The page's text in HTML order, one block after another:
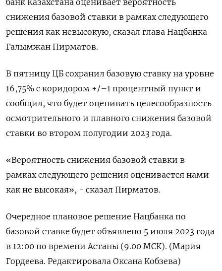
банк Казахстана оценивает вероятность
снижения базовой ставки в рамках следующего
решения как невысокую, сказал глава Нацбанка
Галымжан Пирматов.
В пятницу ЦБ сохранил базовую ставку на уровне
16,75% с коридором +/–1 процентный пункт и
сообщил, что будет оценивать целесообразность
осмотрительного и плавного снижения базовой
ставки во втором полугодии 2023 года.
«Вероятность снижения базовой ставки в
рамках следующего решения оценивается нами
как не высокая», - сказал Пирматов.
Очередное плановое решение Нацбанка по
базовой ставке будет объявлено 5 июля 2023 года
в 12:00 по времени Астаны (9.00 МСК). (Мария
Гордеева. Редактировала Оксана Кобзева)